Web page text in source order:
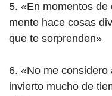
5. «En momentos de
mente hace cosas
que te sorprenden»
6. «No me
invierto mucho de